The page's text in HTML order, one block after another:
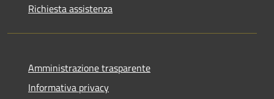
Richiesta assistenza
Amministrazione trasparente
Informativa privacy